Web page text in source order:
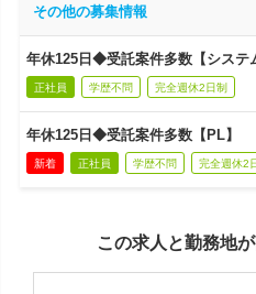
その他の募集情報
年休125日◆受託案件多数【システ
正社員 学歴不問 完全週休2日制
年休125日◆受託案件多数【PL】
新着 正社員 学歴不問 完全週休2
この求人と勤務地